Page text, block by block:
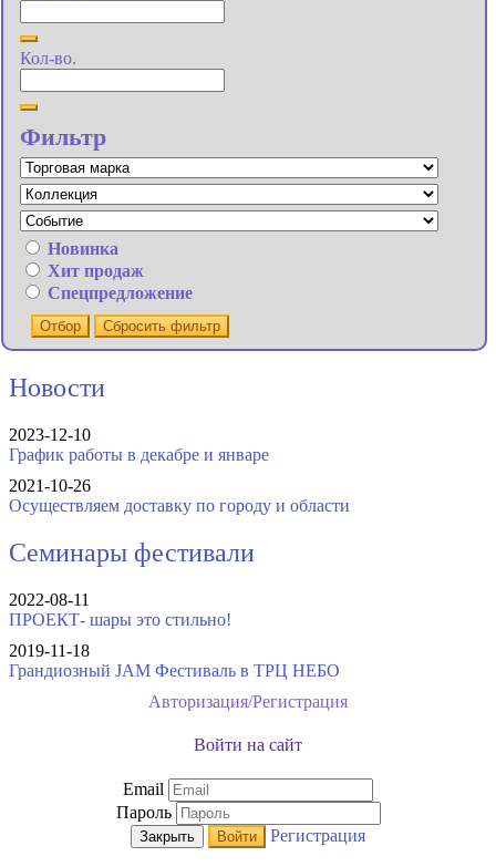
Кол-во.
Фильтр
Новинка
Хит продаж
Спецпредложение
Отбор Сбросить фильтр
Новости
2023-12-10
График работы в декабре и январе
2021-10-26
Осуществляем доставку по городу и области
Семинары фестивали
2022-08-11
ПРОЕКТ- шары это стильно!
2019-11-18
Грандиозный JAM Фестиваль в ТРЦ НЕБО
Авторизация/Регистрация
Войти на сайт
Email
Пароль
Закрыть Войти Регистрация